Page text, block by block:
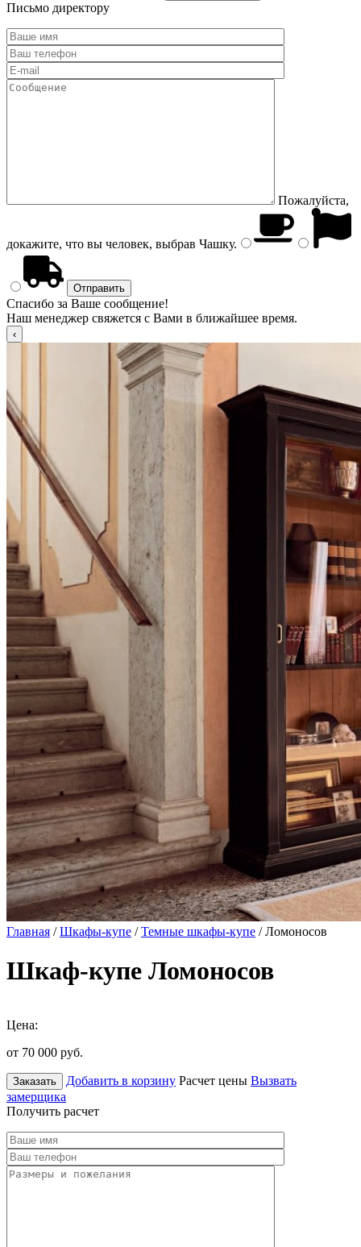
Письмо директору
Пожалуйста,
докажите, что вы человек, выбрав Чашку.
Спасибо за Ваше сообщение!
Наш менеджер свяжется с Вами в ближайшее время.
Главная /Шкафы-купе /Темные шкафы-купе / Ломоносов
Шкаф-купе Ломоносов
Цена:
от 70 000 руб.
Заказать Добавить в корзину Расчет цены Вызвать
замерщика
Получить расчет